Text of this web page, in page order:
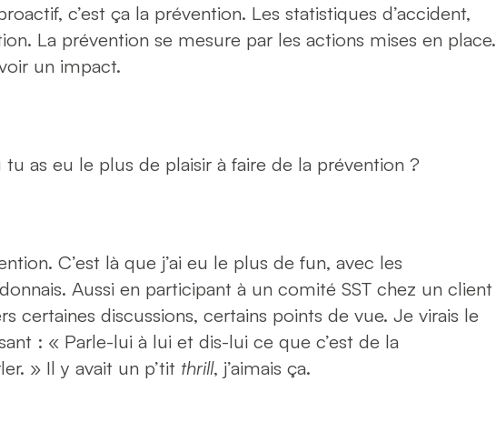
c’est ça la prévention. Les statistiques d’accident,
La prévention se mesure par les actions mises en place.
un impact.
as eu le plus de plaisir à faire de la prévention ?
C’est là que j’ai eu le plus de fun, avec les
Aussi en participant à un comité SST chez un client
certaines discussions, certains points de vue. Je virais le
: « Parle-lui à lui et dis-lui ce que c’est de la
» Il y avait un p’tit thrill, j’aimais ça.